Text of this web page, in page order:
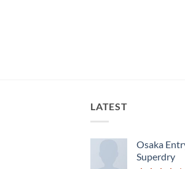
LATEST
Osaka
Superdry